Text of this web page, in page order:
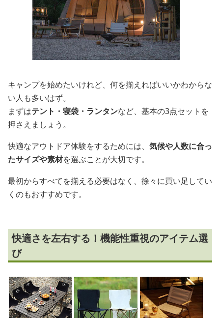
キャンプを始めたいけれど、何を揃えればいいかわからな
い人も多いはず。
まずはテント・寝袋・ランタンなど、基本の3点セットを
押さえましょう。
快適なアウトドア体験をするためには、 気候や人数に合っ
たサイズや素材を選ぶことが大切です。
最初からすべてを揃える必要はなく、徐々に買い足してい
くのもおすすめです。
快適さを左右する！機能性重視のアイテム選
び